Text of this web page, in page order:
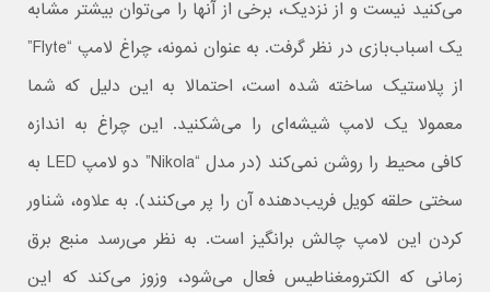
می‌کنید نیست و از نزدیک، برخی از آنها را می‌توان بیشتر مشابه
یک اسباب‌بازی در نظر گرفت. به عنوان نمونه، چراغ لامپ “Flyte”
از پلاستیک ساخته شده است، احتمالا به این دلیل که شما
معمولا یک لامپ شیشه‌ای را می‌شکنید. این چراغ به اندازه
کافی محیط را روشن نمی‌کند (در مدل “Nikola” دو لامپ LED به
سختی حلقه کویل فریب‌دهنده آن را پر می‌کنند). به علاوه، شناور
کردن این لامپ چالش‌ برانگیز است. به نظر می‌رسد منبع برق
زمانی که الکترومغناطیس فعال می‌‌شود، وزوز می‌کند که این